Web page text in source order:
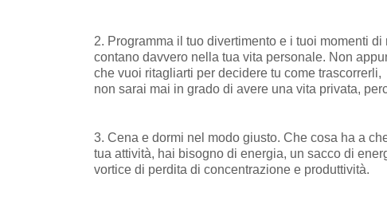
2. Programma il tuo divertimento e i tuoi momenti
contano davvero nella tua vita personale. Non
che vuoi ritagliarti per decidere tu come
non sarai mai in grado di avere una vita privata,
3. Cena e dormi nel modo giusto. Che cosa ha a
tua attività, hai bisogno di energia, un sacco di
vortice di perdita di concentrazione e produttività.